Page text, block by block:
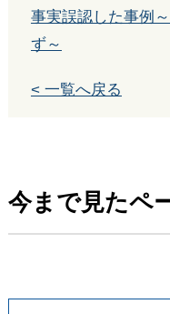
事実誤認した事例
ず～
< 一覧へ戻る
今まで見たペ